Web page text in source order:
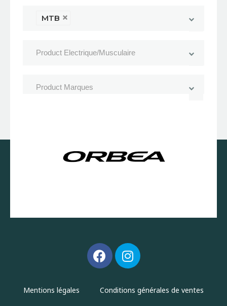
MTB
Mentions légales Conditions générales de ventes